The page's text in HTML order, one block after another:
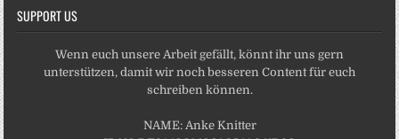
SUPPORT US
Wenn euch unsere Arbeit gefällt, könnt ihr uns gern
unterstützen, damit wir noch besseren Content für euch
schreiben können.
NAME: Anke Knitter